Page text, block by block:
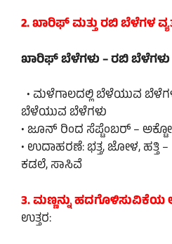
2. ಖಾರಿಫ್ ಮತ್ತು ರಬಿ ಬೆಳೆಗಳ
ಖಾರಿಫ್ ಬೆಳೆಗಳು – ರಬಿ ಬೆಳೆಗಳು
• ಮಳೆಗಾಲದಲ್ಲಿ ಬೆಳೆಯುವ
ಬೆಳೆಯುವ ಬೆಳೆಗಳು
• ಜೂನ್ ರಿಂದ ಸೆಪ್ಟೆಂಬರ್ –
• ಉದಾಹರಣೆ: ಭತ್ತ, ಜೋಳ,
ಕಡಲೆ, ಸಾಸಿವೆ
3. ಮಣ್ಣನ್ನು ಹದಗೊಳಿಸುವಿಕೆಯ
ಉತ್ತರ: